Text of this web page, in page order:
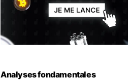
Analyses fondamentales